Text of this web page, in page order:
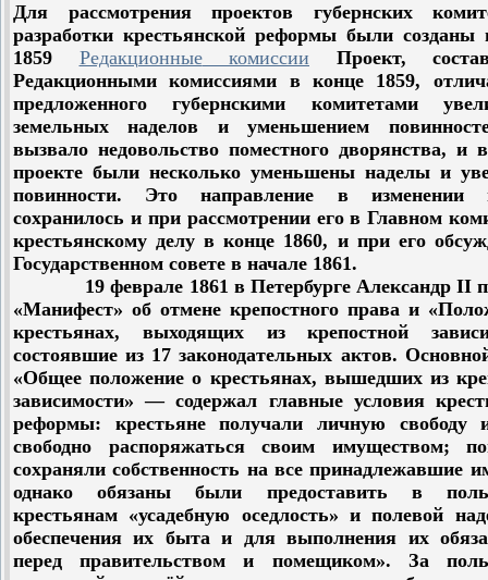
Для рассмотрения проектов губернских
разработки крестьянской реформы были созданы
1859 Редакционные комиссии
Проект,
Редакционными комиссиями в конце 1859,
предложенного губернскими комитетами
земельных наделов и уменьшением
вызвало недовольство поместного дворянства, и
проекте были несколько уменьшены наделы и
повинности. Это направление в изменении
сохранилось и при рассмотрении его в Главном
крестьянскому делу в конце 1860, и при его
Государственном совете в начале 1861.
19 феврале 1861 в Петербурге Александр II
«Манифест» об отмене крепостного права и
крестьянах, выходящих из крепостной
состоявшие из 17 законодательных актов.
«Общее положение о крестьянах, вышедших из
зависимости» — содержал главные условия
реформы: крестьяне получали личную свободу
свободно распоряжаться своим имуществом;
сохраняли собственность на все принадлежавшие
однако обязаны были предоставить в
крестьянам «усадебную оседлость» и полевой
обеспечения их быта и для выполнения их
перед правительством и помещиком». За